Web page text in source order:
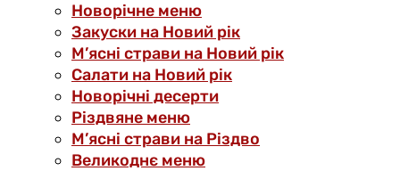
Новорічне меню
Закуски на Новий рік
М’ясні страви на Новий рік
Салати на Новий рік
Новорічні десерти
Різдвяне меню
М’ясні страви на Різдво
Великоднє меню